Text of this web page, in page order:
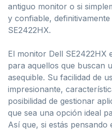
antiguo monitor o si
y confiable,
SE2422HX.
El monitor Dell SE2422HX
para aquellos que buscan
asequible. Su facilidad de
impresionante,
posibilidad de gestionar
que sea una opción ideal
Así que, si estás